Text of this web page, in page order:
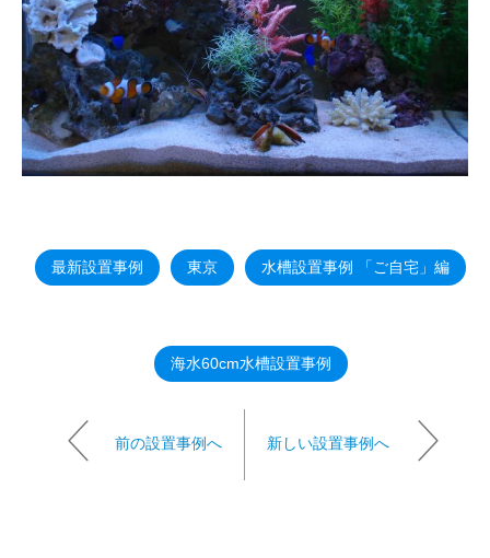
最新設置事例 東京 水槽設置事例 「ご自宅」編
海水60cm水槽設置事例
前の設置事例へ 新しい設置事例へ